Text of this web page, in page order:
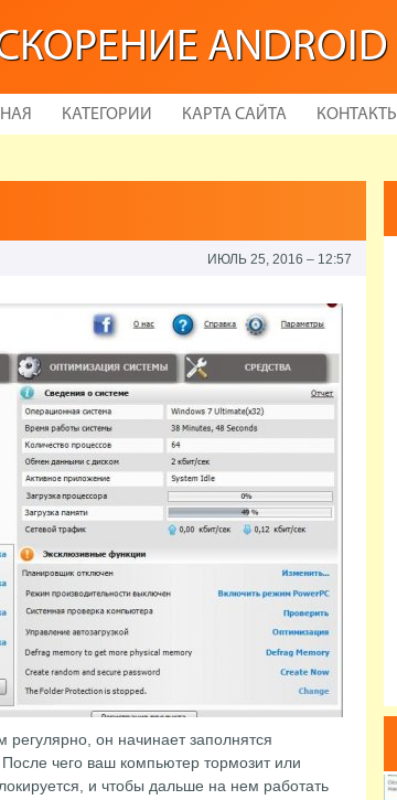
ANDROID
КАТЕГОРИИ КАРТА САЙТА КОНТАКТЫ
ИЮЛЬ 25, 2016 – 12:57
он начинает заполнятся
чего ваш компьютер тормозит или
и чтобы дальше на нем работать